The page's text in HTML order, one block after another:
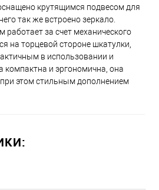
крутящимся подвесом для
так же встроено зеркало.
за счет механического
на торцевой стороне шкатулки,
в использовании и
компактна и эргономична, она
этом стильным дополнением